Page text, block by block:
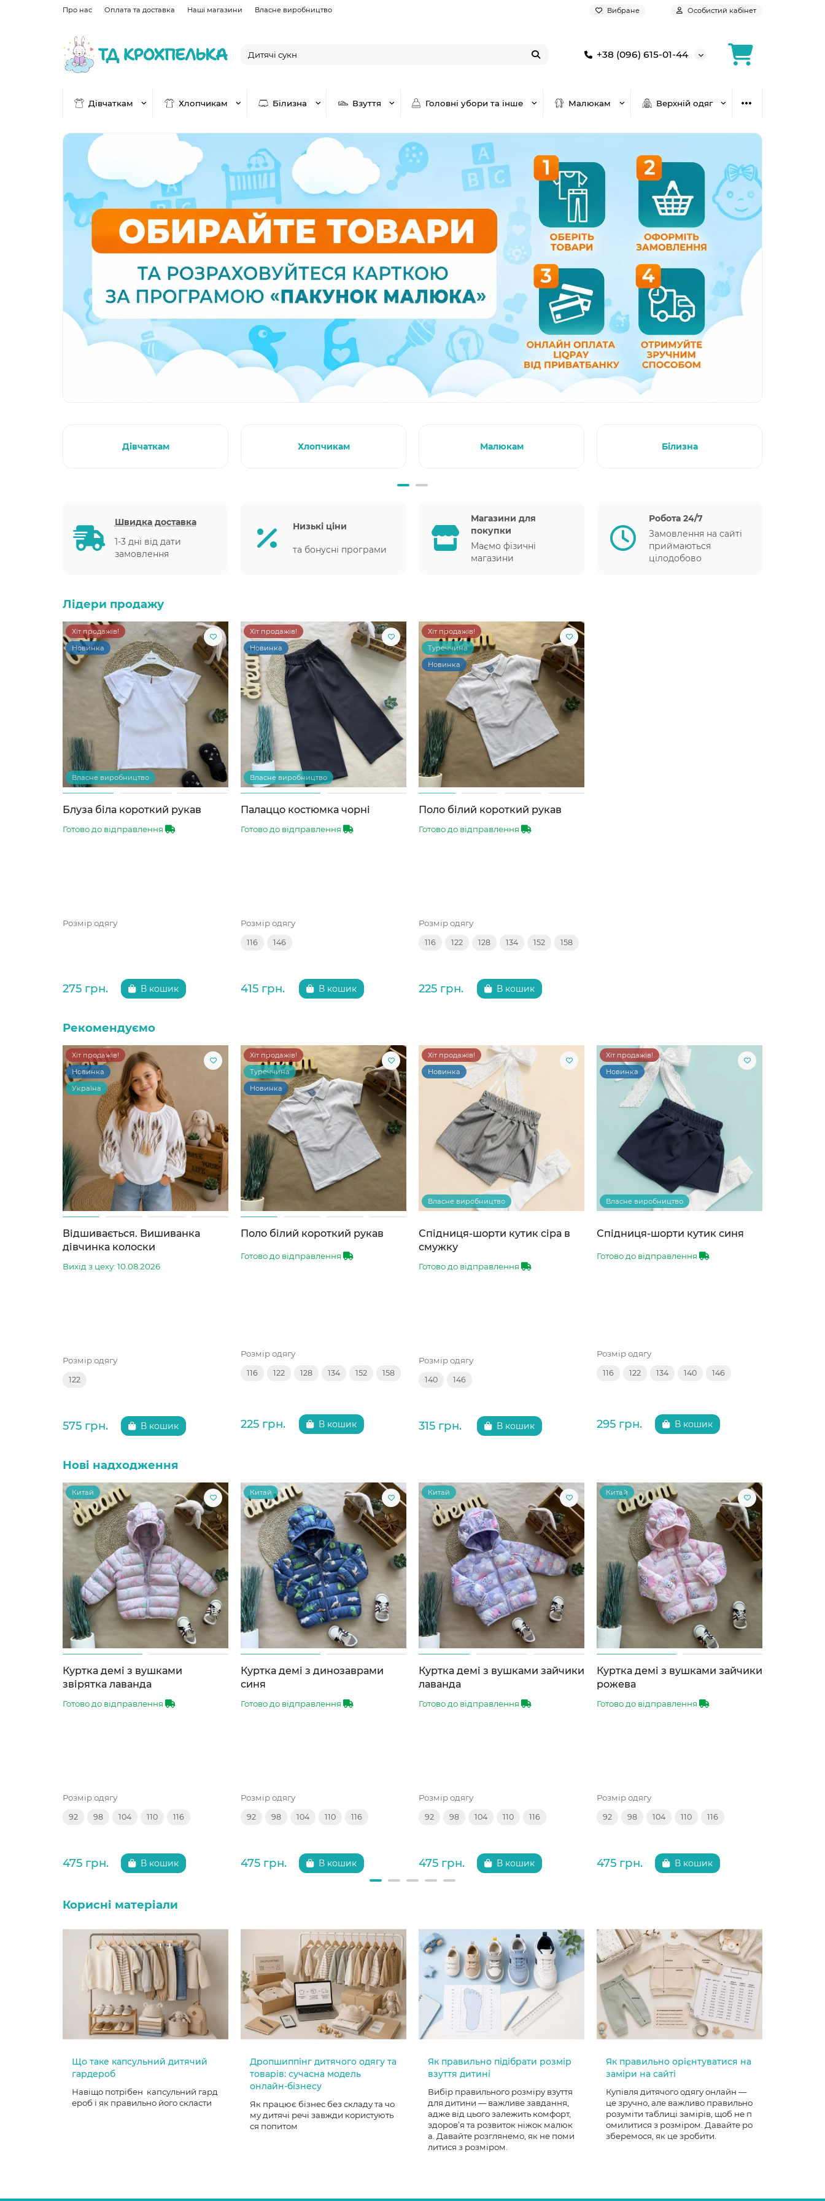
Про нас Оплата та доставка Наші магазини Власне виробництво Вибране Особистий кабінет
+38 (096) 615-01-44
Дівчаткам Хлопчикам Білизна Взуття Головні убори та інше Малюкам Верхній одяг
Дівчаткам Хлопчикам Малюкам Білизна
Швидка доставка
1-3 дні від дати
замовлення
Низькі ціни
та бонусні програми
Магазини для
покупки
Маємо фізичні
магазини
Робота 24/7
Замовлення на сайті
приймаються
цілодобово
Лідери продажу
Хіт продажів!
Новинка
Власне виробництво
Блуза біла короткий рукав
Готово до відправлення
Розмір одягу
275 грн. В кошик
Хіт продажів!
Новинка
Власне виробництво
Палаццо костюмка чорні
Готово до відправлення
Розмір одягу
116 146
415 грн. В кошик
Хіт продажів!
Туреччина
Новинка
Поло білий короткий рукав
Готово до відправлення
Розмір одягу
116 122 128 134 152 158
225 грн. В кошик
Рекомендуємо
Хіт продажів!
Новинка
Україна
Відшивається. Вишиванка
дівчинка колоски
Вихід з цеху: 10.08.2026
Розмір одягу
122
575 грн. В кошик
Хіт продажів!
Туреччина
Новинка
Поло білий короткий рукав
Готово до відправлення
Розмір одягу
116 122 128 134 152 158
225 грн. В кошик
Хіт продажів!
Новинка
Власне виробництво
Спідниця-шорти кутик сіра в
смужку
Готово до відправлення
Розмір одягу
140 146
315 грн. В кошик
Хіт продажів!
Новинка
Власне виробництво
Спідниця-шорти кутик синя
Готово до відправлення
Розмір одягу
116 122 134 140 146
295 грн. В кошик
Нові надходження
Китай
Куртка демі з вушками
звірятка лаванда
Готово до відправлення
Розмір одягу
92 98 104 110 116
475 грн. В кошик
Китай
Куртка демі з динозаврами
синя
Готово до відправлення
Розмір одягу
92 98 104 110 116
475 грн. В кошик
Китай
Куртка демі з вушками зайчики
лаванда
Готово до відправлення
Розмір одягу
92 98 104 110 116
475 грн. В кошик
Китай
Куртка демі з вушками зайчики
рожева
Готово до відправлення
Розмір одягу
92 98 104 110 116
475 грн. В кошик
Корисні матеріали
Що таке капсульний дитячий
гардероб
Навіщо потрібен капсульний гард
ероб і як правильно його скласти
Дропшиппінг дитячого одягу та
товарів: сучасна модель
онлайн-бізнесу
Як працює бізнес без складу та чо
му дитячі речі завжди користують
ся попитом
Як правильно підібрати розмір
взуття дитині
Вибір правильного розміру взуття
для дитини — важливе завдання,
адже від цього залежить комфорт,
здоров’я та розвиток ніжок малюк
а. Давайте розглянемо, як не поми
литися з розміром.
Як правильно орієнтуватися на
заміри на сайті
Купівля дитячого одягу онлайн —
це зручно, але важливо правильно
розуміти таблиці замірів, щоб не п
омилитися з розміром. Давайте ро
зберемося, як це зробити.